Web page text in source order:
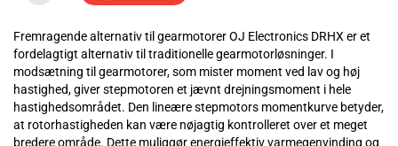
Fremragende alternativ til gearmotorer OJ Electronics DRHX er et
fordelagtigt alternativ til traditionelle gearmotorløsninger. I
modsætning til gearmotorer, som mister moment ved lav og høj
hastighed, giver stepmotoren et jævnt drejningsmoment i hele
hastighedsområdet. Den lineære stepmotors momentkurve betyder,
at rotorhastigheden kan være nøjagtig kontrolleret over et meget
bredere område. Dette muliggør energieffektiv varmegenvinding og